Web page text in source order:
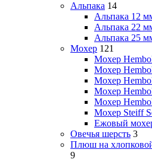
Альпака 14
Альпака 12
Альпака 22
Альпака 25
Мохер 121
Мохер
Мохер
Мохер
Мохер
Мохер
Мохер Steiff
Ежовый
Овечья шерсть 3
Плюш на хлопковой
9